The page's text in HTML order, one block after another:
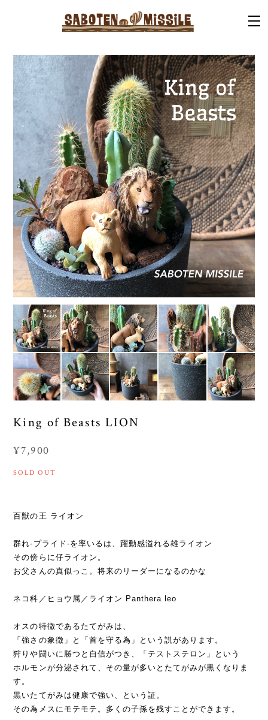
King of Beasts LION
¥7,900
SOLD OUT
百獣の王 ライオン
群れ-プライド-を率いるは、躍動感溢れる雄ライオン
その傍らに仔ライオン。
お父さんの真似っこ。将来のリーダーになるのかな
ネコ科／ヒョウ属／ライオン Panthera leo
オスの特徴であるたてがみは、
「強さの象徴」と「首を守る為」という説があります。
狩りや闘いに勝つと自信がつき、「テストステロン」という
ホルモンが分泌されて、その量が多いとたてがみが黒くなりま
す。
黒いたてがみは健康で強い、という証。
その為メスにモテモテ。多くの子孫を残すことができます。